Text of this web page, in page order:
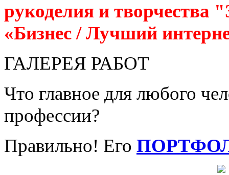
рукоделия и творчества
«Бизнес / Лучший
ГАЛЕРЕЯ РАБОТ
Что главное для любого
профессии?
Правильно! Его